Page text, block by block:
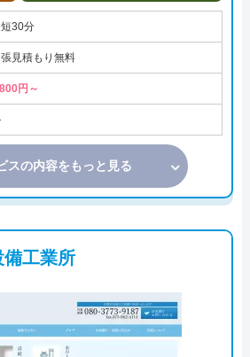
30分
見積もり無料
円～
スの内容をもっと見る
備工業所